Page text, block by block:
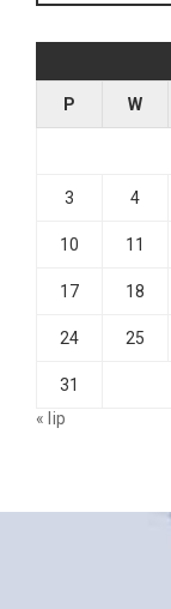
P W
3 4
10 11
17 18
24 25
31
« lip